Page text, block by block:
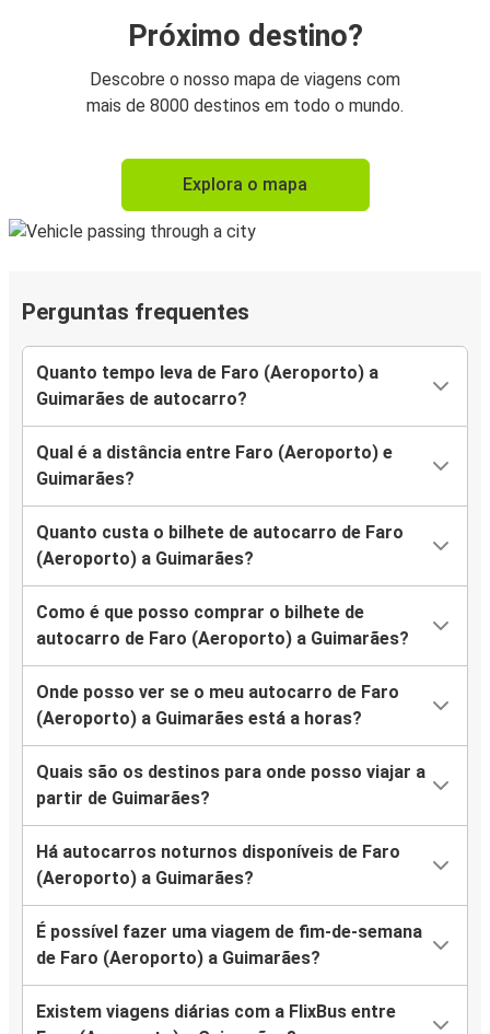
Próximo destino?
Descobre o nosso mapa de viagens com
mais de 8000 destinos em todo o mundo.
Explora o mapa
Perguntas frequentes
Quanto tempo leva de Faro (Aeroporto) a
Guimarães de autocarro?
Qual é a distância entre Faro (Aeroporto) e
Guimarães?
Quanto custa o bilhete de autocarro de Faro
(Aeroporto) a Guimarães?
Como é que posso comprar o bilhete de
autocarro de Faro (Aeroporto) a Guimarães?
Onde posso ver se o meu autocarro de Faro
(Aeroporto) a Guimarães está a horas?
Quais são os destinos para onde posso viajar a
partir de Guimarães?
Há autocarros noturnos disponíveis de Faro
(Aeroporto) a Guimarães?
É possível fazer uma viagem de fim-de-semana
de Faro (Aeroporto) a Guimarães?
Existem viagens diárias com a FlixBus entre